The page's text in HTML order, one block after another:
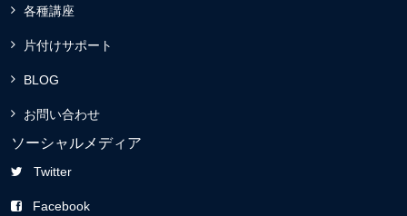
各種講座
片付けサポート
BLOG
お問い合わせ
ソーシャルメディア
Twitter
Facebook